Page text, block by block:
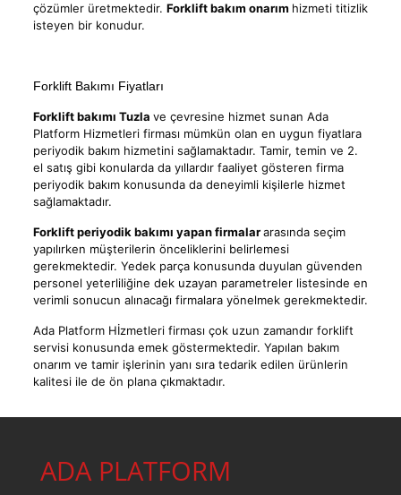
çözümler üretmektedir. Forklift bakım onarım hizmeti titizlik
isteyen bir konudur.
Forklift Bakımı Fiyatları
Forklift bakımı Tuzla ve çevresine hizmet sunan Ada
Platform Hizmetleri firması mümkün olan en uygun fiyatlara
periyodik bakım hizmetini sağlamaktadır. Tamir, temin ve 2.
el satış gibi konularda da yıllardır faaliyet gösteren firma
periyodik bakım konusunda da deneyimli kişilerle hizmet
sağlamaktadır.
Forklift periyodik bakımı yapan firmalararasında seçim
yapılırken müşterilerin önceliklerini belirlemesi
gerekmektedir. Yedek parça konusunda duyulan güvenden
personel yeterliliğine dek uzayan parametreler listesinde en
verimli sonucun alınacağı firmalara yönelmek gerekmektedir.
Ada Platform Hİzmetleri firması çok uzun zamandır forklift
servisi konusunda emek göstermektedir. Yapılan bakım
onarım ve tamir işlerinin yanı sıra tedarik edilen ürünlerin
kalitesi ile de ön plana çıkmaktadır.
ADA PLATFORM